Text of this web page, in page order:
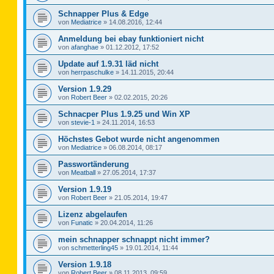
Schnapper Plus & Edge
von Mediatrice » 14.08.2016, 12:44
Anmeldung bei ebay funktioniert nicht
von afanghae » 01.12.2012, 17:52
Update auf 1.9.31 läd nicht
von herrpaschulke » 14.11.2015, 20:44
Version 1.9.29
von Robert Beer » 02.02.2015, 20:26
Schnacper Plus 1.9.25 und Win XP
von stevie-1 » 24.11.2014, 16:53
Höchstes Gebot wurde nicht angenommen
von Mediatrice » 06.08.2014, 08:17
Passwortänderung
von Meatball » 27.05.2014, 17:37
Version 1.9.19
von Robert Beer » 21.05.2014, 19:47
Lizenz abgelaufen
von Funatic » 20.04.2014, 11:26
mein schnapper schnappt nicht immer?
von schmetterling45 » 19.01.2014, 11:44
Version 1.9.18